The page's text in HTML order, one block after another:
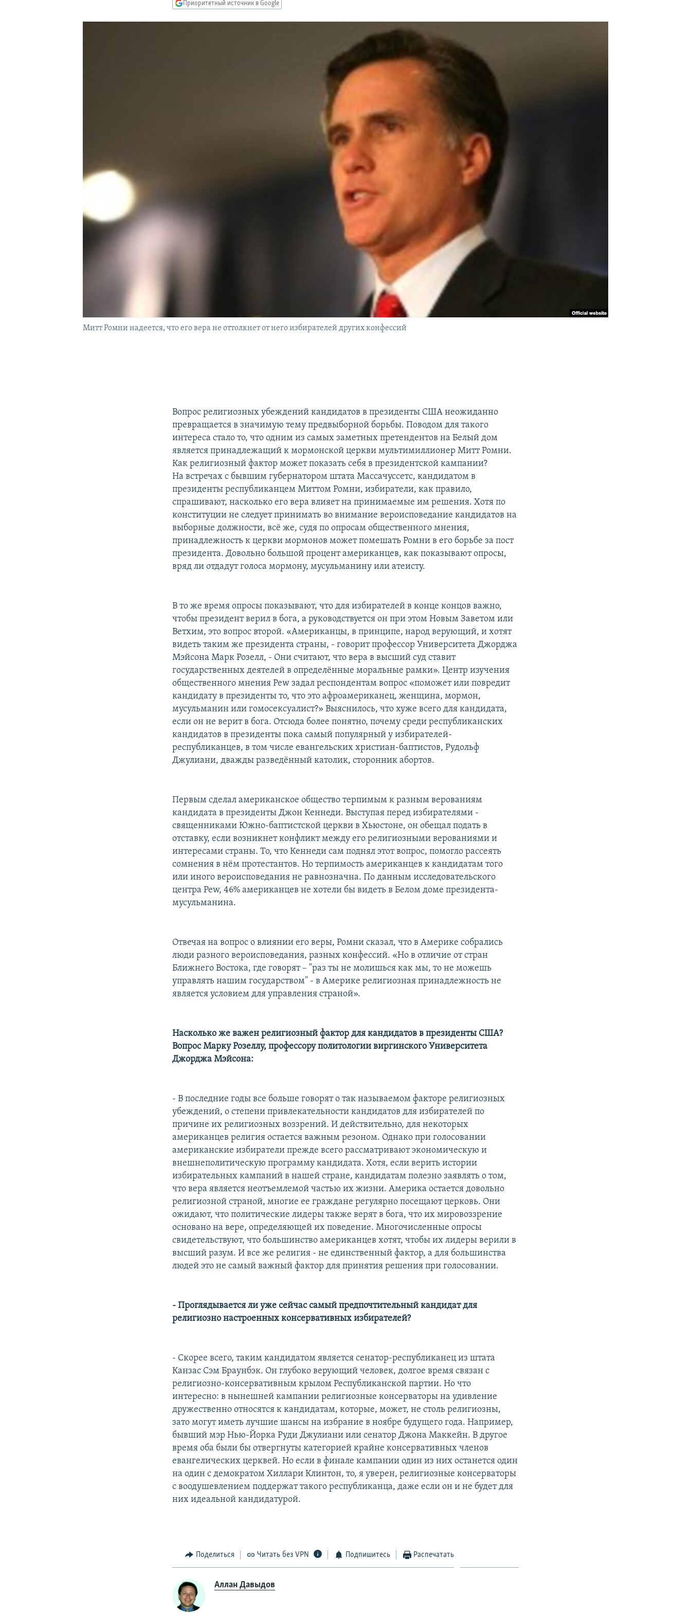
ПОДПИШИТЕСЬ НА РАССЫЛКУ
Приоритетный источник в Google
Митт Ромни надеется, что его вера не оттолкнет от него избирателей других конфессий
Вопрос религиозных убеждений кандидатов в президенты США неожиданно
превращается в значимую тему предвыборной борьбы. Поводом для такого
интереса стало то, что одним из самых заметных претендентов на Белый дом
является принадлежащий к мормонской церкви мультимиллионер Митт Ромни.
Как религиозный фактор может показать себя в президентской кампании?
На встречах с бывшим губернатором штата Массачуссетс, кандидатом в
президенты республиканцем Миттом Ромни, избиратели, как правило,
спрашивают, насколько его вера влияет на принимаемые им решения. Хотя по
конституции не следует принимать во внимание вероисповедание кандидатов на
выборные должности, всё же, судя по опросам общественного мнения,
принадлежность к церкви мормонов может помешать Ромни в его борьбе за пост
президента. Довольно большой процент американцев, как показывают опросы,
вряд ли отдадут голоса мормону, мусульманину или атеисту.
В то же время опросы показывают, что для избирателей в конце концов важно,
чтобы президент верил в бога, а руководствуется он при этом Новым Заветом или
Ветхим, это вопрос второй. «Американцы, в принципе, народ верующий, и хотят
видеть таким же президента страны, - говорит профессор Университета Джорджа
Мэйсона Марк Розелл, - Они считают, что вера в высший суд ставит
государственных деятелей в определённые моральные рамки». Центр изучения
общественного мнения Pew задал респондентам вопрос «поможет или повредит
кандидату в президенты то, что это афроамериканец, женщина, мормон,
мусульманин или гомосексуалист?» Выяснилось, что хуже всего для кандидата,
если он не верит в бога. Отсюда более понятно, почему среди республиканских
кандидатов в президенты пока самый популярный у избирателей-
республиканцев, в том числе евангельских христиан-баптистов, Рудольф
Джулиани, дважды разведённый католик, сторонник абортов.
Первым сделал американское общество терпимым к разным верованиям
кандидата в президенты Джон Кеннеди. Выступая перед избирателями -
священниками Южно-баптистской церкви в Хьюстоне, он обещал подать в
отставку, если возникнет конфликт между его религиозными верованиями и
интересами страны. То, что Кеннеди сам поднял этот вопрос, помогло рассеять
сомнения в нём протестантов. Но терпимость американцев к кандидатам того
или иного вероисповедания не равнозначна. По данным исследовательского
центра Pew, 46% американцев не хотели бы видеть в Белом доме президента-
мусульманина.
Отвечая на вопрос о влиянии его веры, Ромни сказал, что в Америке собрались
люди разного вероисповедания, разных конфессий. «Но в отличие от стран
Ближнего Востока, где говорят – "раз ты не молишься как мы, то не можешь
управлять нашим государством" - в Америке религиозная принадлежность не
является условием для управления страной».
Насколько же важен религиозный фактор для кандидатов в президенты США?
Вопрос Марку Розеллу, профессору политологии виргинского Университета
Джорджа Мэйсона:
- В последние годы все больше говорят о так называемом факторе религиозных
убеждений, о степени привлекательности кандидатов для избирателей по
причине их религиозных воззрений. И действительно, для некоторых
американцев религия остается важным резоном. Однако при голосовании
американские избиратели прежде всего рассматривают экономическую и
внешнеполитическую программу кандидата. Хотя, если верить истории
избирательных кампаний в нашей стране, кандидатам полезно заявлять о том,
что вера является неотъемлемой частью их жизни. Америка остается довольно
религиозной страной, многие ее граждане регулярно посещают церковь. Они
ожидают, что политические лидеры также верят в бога, что их мировоззрение
основано на вере, определяющей их поведение. Многочисленные опросы
свидетельствуют, что большинство американцев хотят, чтобы их лидеры верили в
высший разум. И все же религия - не единственный фактор, а для большинства
людей это не самый важный фактор для принятия решения при голосовании.
- Проглядывается ли уже сейчас самый предпочтительный кандидат для
религиозно настроенных консервативных избирателей?
- Скорее всего, таким кандидатом является сенатор-республиканец из штата
Канзас Сэм Браунбэк. Он глубоко верующий человек, долгое время связан с
религиозно-консервативным крылом Республиканской партии. Но что
интересно: в нынешней кампании религиозные консерваторы на удивление
дружественно относятся к кандидатам, которые, может, не столь религиозны,
зато могут иметь лучшие шансы на избрание в ноябре будущего года. Например,
бывший мэр Нью-Йорка Руди Джулиани или сенатор Джона Маккейн. В другое
время оба были бы отвергнуты категорией крайне консервативных членов
евангелических церквей. Но если в финале кампании один из них останется один
на один с демократом Хиллари Клинтон, то, я уверен, религиозные консерваторы
с воодушевлением поддержат такого республиканца, даже если он и не будет для
них идеальной кандидатурой.
Поделиться Читать без VPN Подпишитесь Распечатать
Аллан Давыдов